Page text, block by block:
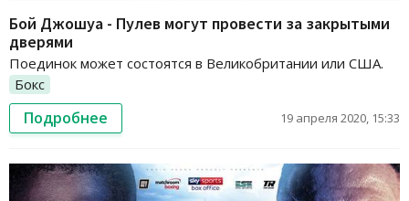
Бой Джошуа - Пулев могут провести за закрытыми
дверями
Поединок может состоятся в Великобритании или США.
Бокс
Подробнее 19 апреля 2020, 15:33